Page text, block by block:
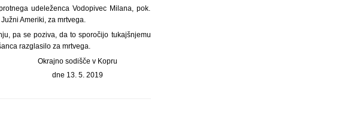
udeleženca Vodopivec Milana, pok.
Ameriki, za mrtvega.
pa se poziva, da to sporočijo tukajšnjemu
razglasilo za mrtvega.
Okrajno sodišče v Kopru
dne 13. 5. 2019